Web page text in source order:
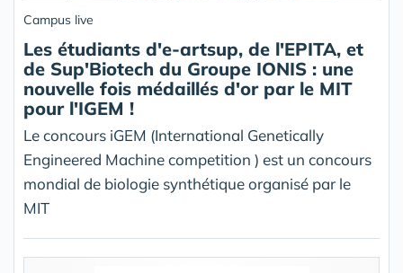
Campus live
Les étudiants d'e-artsup, de l'EPITA, et
de Sup'Biotech du Groupe IONIS : une
nouvelle fois médaillés d'or par le MIT
pour l'IGEM !
Le concours iGEM (International Genetically
Engineered Machine competition ) est un concours
mondial de biologie synthétique organisé par le
MIT